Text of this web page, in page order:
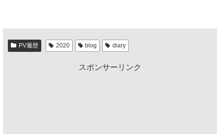
PV履歴 2020 blog diary
スポンサーリンク